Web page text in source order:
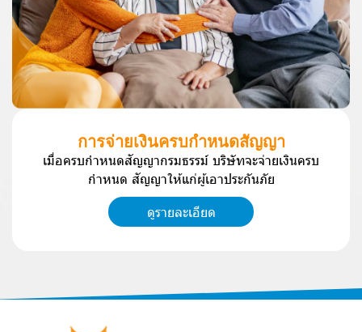
การจ่ายเงินครบกำหนดสัญญา
เมื่อครบกำหนดสัญญากรมธรรม์ บริษัทจะจ่ายเงินครบ
กำหนด สัญญาให้แก่ผู้เอาประกันภัย
ดูรายละเอียด